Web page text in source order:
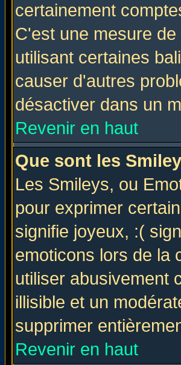
certainement
C'est une mesure de
utilisant certaines
causer d'autres
désactiver dans un
Revenir en haut
Que sont les
Les Smileys, ou
pour exprimer
signifie joyeux, :(
emoticons lors de la
utiliser abusivement
illisible et un
supprimer
Revenir en haut